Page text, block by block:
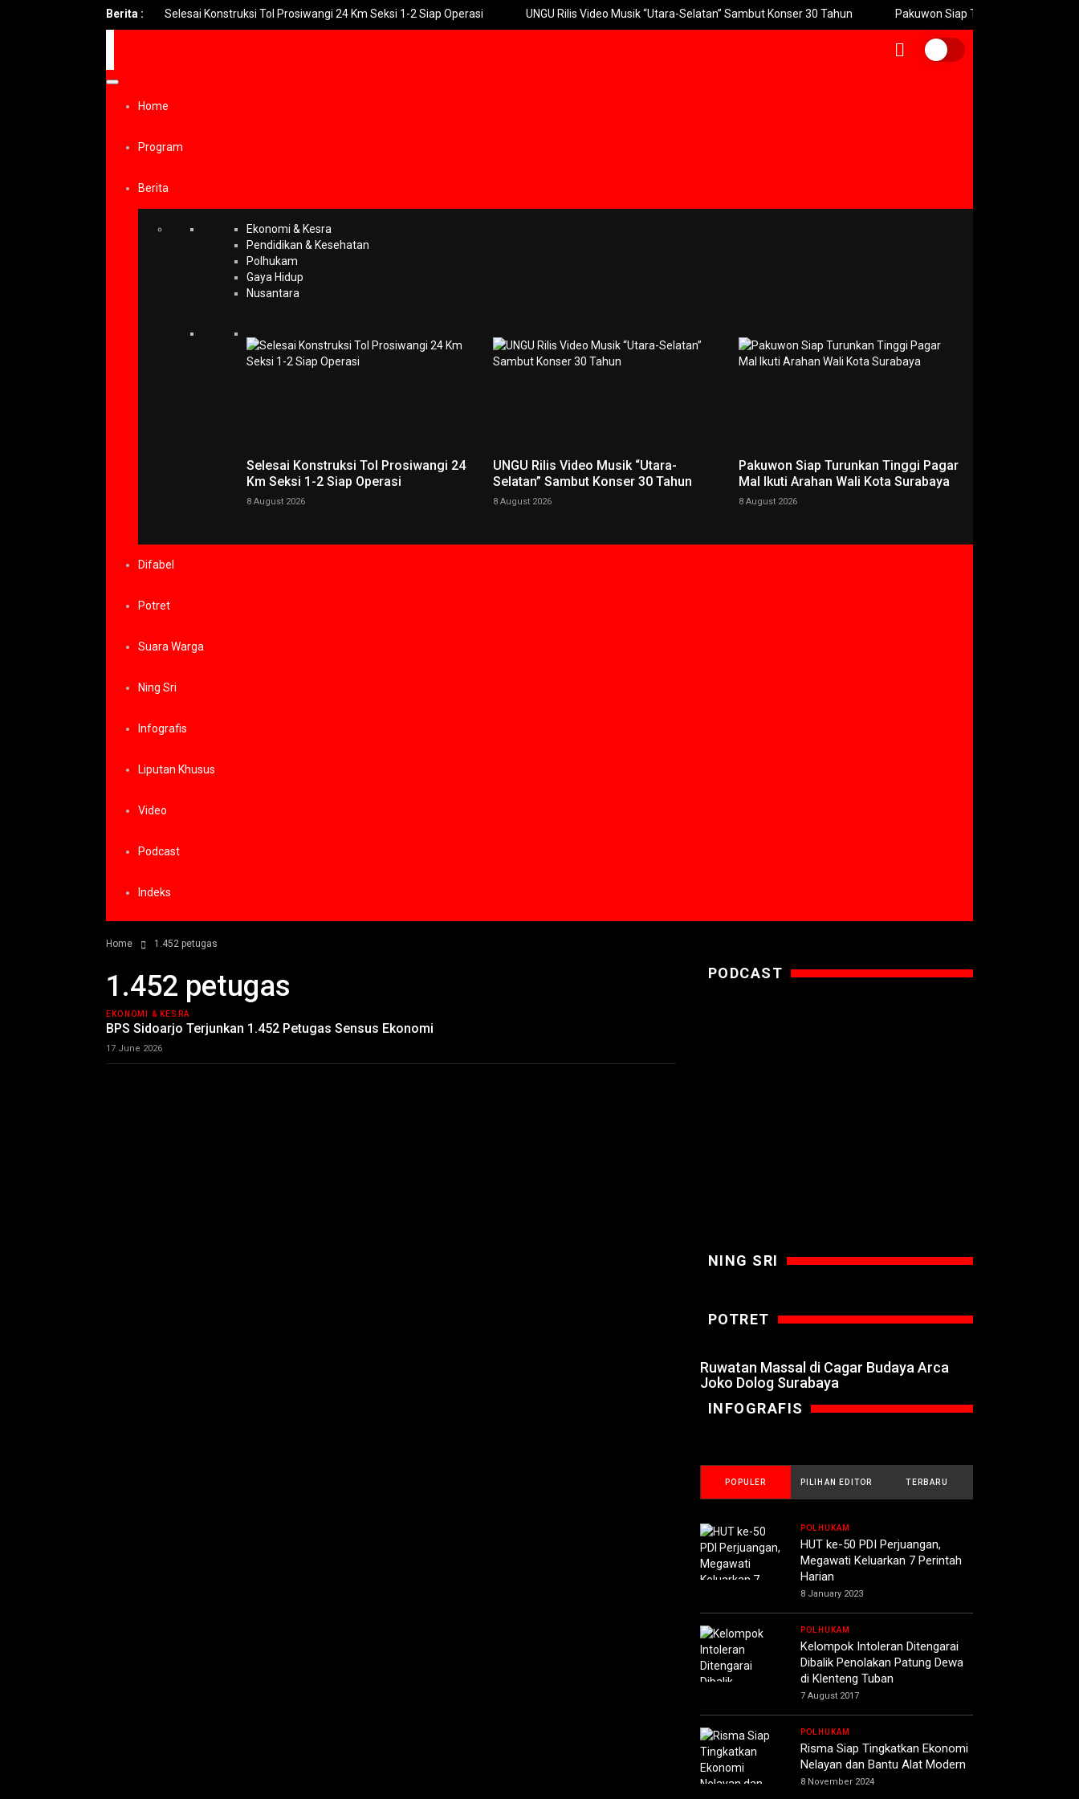
Berita :Selesai Konstruksi Tol Prosiwangi 24 Km Seksi 1-2 Siap Operasi UNGU Rilis Video Musik “Utara-Selatan” Sambut Konser 30 Tahun Pakuwon Siap Turunkan Tinggi Pagar Mal
Home
Program
Berita
Ekonomi & Kesra
Pendidikan & Kesehatan
Polhukam
Gaya Hidup
Nusantara
Selesai Konstruksi Tol Prosiwangi 24
Km Seksi 1-2 Siap Operasi
8 August 2026
UNGU Rilis Video Musik “Utara-
Selatan” Sambut Konser 30 Tahun
8 August 2026
Pakuwon Siap Turunkan Tinggi Pagar
Mal Ikuti Arahan Wali Kota Surabaya
8 August 2026
Difabel
Potret
Suara Warga
Ning Sri
Infografis
Liputan Khusus
Video
Podcast
Indeks
Home 1.452 petugas
1.452 petugas
EKONOMI & KESRA
BPS Sidoarjo Terjunkan 1.452 Petugas Sensus Ekonomi
17 June 2026
PODCAST
NING SRI
POTRET
Ruwatan Massal di Cagar Budaya Arca
Joko Dolog Surabaya
INFOGRAFIS
POPULER PILIHAN EDITOR TERBARU
POLHUKAM
HUT ke-50 PDI Perjuangan,
Megawati Keluarkan 7 Perintah
Harian
8 January 2023
POLHUKAM
Kelompok Intoleran Ditengarai
Dibalik Penolakan Patung Dewa
di Klenteng Tuban
7 August 2017
POLHUKAM
Risma Siap Tingkatkan Ekonomi
Nelayan dan Bantu Alat Modern
8 November 2024